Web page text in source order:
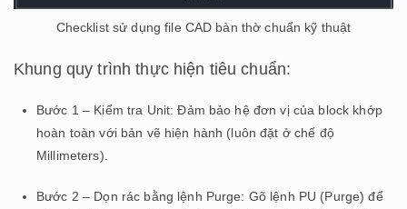
Checklist sử dụng file CAD bàn thờ chuẩn kỹ thuật
Khung quy trình thực hiện tiêu chuẩn:
Bước 1 – Kiểm tra Unit: Đảm bảo hệ đơn vị của block khớp
hoàn toàn với bản vẽ hiện hành (luôn đặt ở chế độ
Millimeters).
Bước 2 – Dọn rác bằng lệnh Purge: Gõ lệnh PU (Purge) để